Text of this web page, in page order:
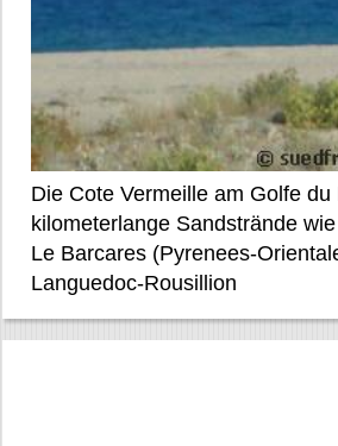
Die Cote Vermeille am Golfe du
kilometerlange Sandstrände
Le Barcares (Pyrenees-
Languedoc-Rousillion